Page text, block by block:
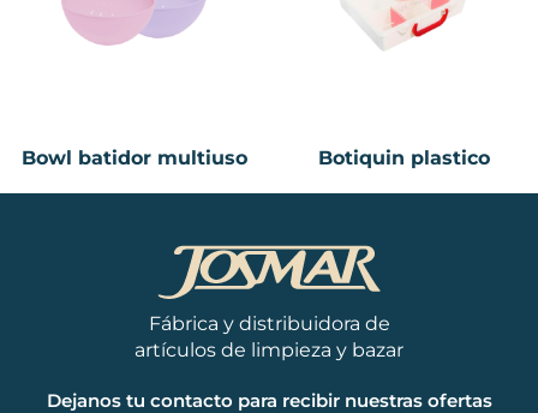
Bowl batidor multiuso Botiquin plastico
Fábrica y distribuidora de
artículos de limpieza y bazar
Dejanos tu contacto para recibir nuestras ofertas